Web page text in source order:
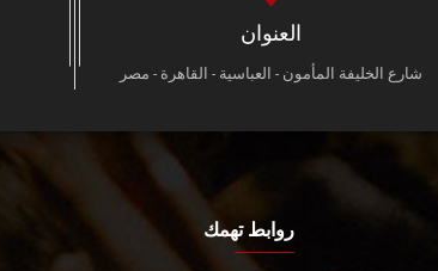
العنوان
شارع الخليفة المأمون - العباسية - القاهرة - مصر
روابط تهمك